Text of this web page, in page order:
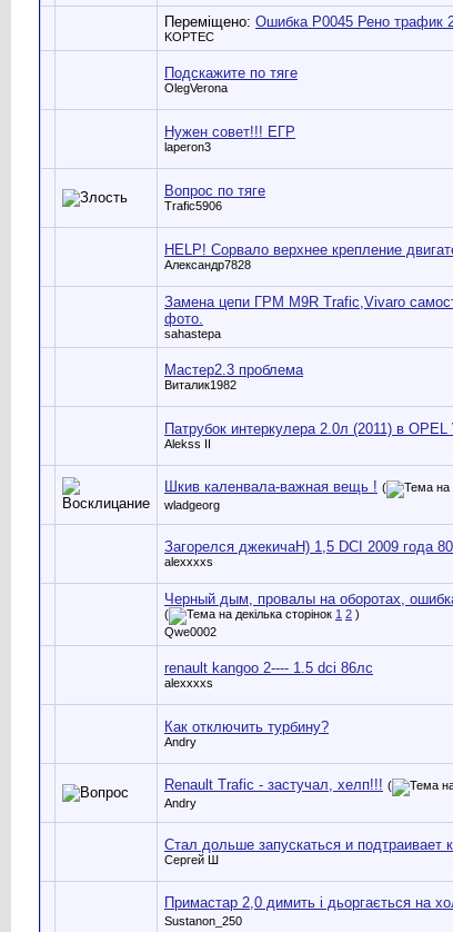
Переміщено: Ошибка Р0045 Рено трафик
KOPTEC
Подскажите по тяге
OlegVerona
Нужен совет!!! ЕГР
laperon3
Вопрос по тяге
Trafic5906
HELP! Сорвало верхнее крепление
Александр7828
Замена цепи ГРМ M9R Trafic,Vivaro
фото.
sahastepa
Мастер2.3 проблема
Виталик1982
Патрубок интеркулера 2.0л (2011) в OPEL
Alekss II
Шкив каленвала-важная вещь ! (
wladgeorg
Загорелся джекичаН) 1,5 DCI 2009 года
alexxxxs
Черный дым, провалы на оборотах,
( 1 2 )
Qwe0002
renault kangoo 2---- 1.5 dci 86лс
alexxxxs
Как отключить турбину?
Andry
Renault Trafic - застучал, хелп!!! (
Andry
Стал дольше запускаться и подтраивает
Сергей Ш
Примастар 2,0 димить і дьоргається на
Sustanon_250